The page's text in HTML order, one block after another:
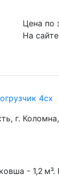
Цена по
На
4cx
г.
- 1,2